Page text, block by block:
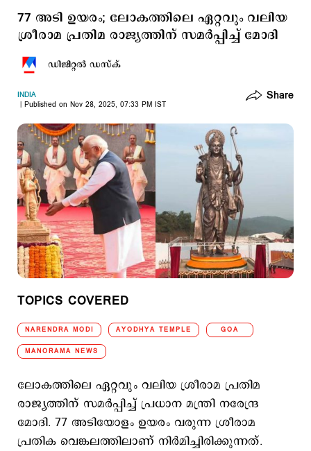
77 അടി ഉയരം; ലോകത്തിലെ ഏറ്റവും വലിയ
ശ്രീരാമ പ്രതിമ രാജ്യത്തിന് സമര്‍പ്പിച്ച് മോദി
ഡിജിറ്റല്‍ ഡസ്ക്
INDIA
Published on Nov 28, 2025, 07:33 PM IST
Share
TOPICS COVERED
NARENDRA MODI AYODHYA TEMPLE GOA
MANORAMA NEWS
ലോകത്തിലെ ഏറ്റവും വലിയ ശ്രീരാമ പ്രതിമ
രാജ്യത്തിന് സമര്‍പ്പിച്ച് പ്രധാന മന്ത്രി നരേന്ദ്ര
മോദി. 77 അടിയോളം ഉയരം വരുന്ന ശ്രീരാമ
പ്രതിക വെങ്കലത്തിലാണ് നിര്‍മിച്ചിരിക്കുന്നത്.